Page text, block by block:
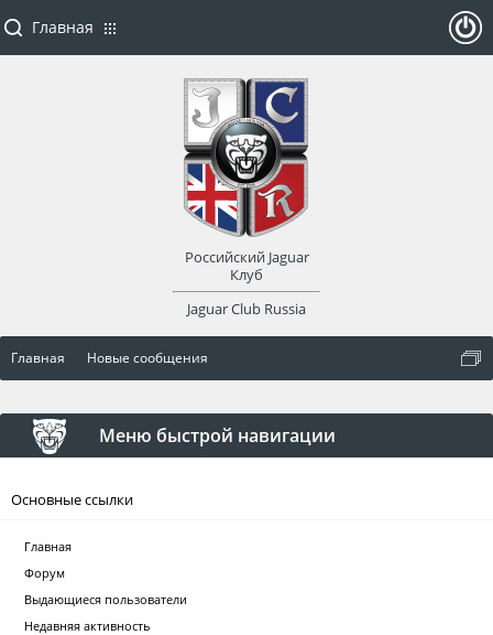
Главная Новые сообщения
Меню быстрой навигации
Основные ссылки
Главная
Форум
Выдающиеся пользователи
Недавняя активность
Главная
Российский Jaguar
Клуб
Jaguar Club Russia
оват